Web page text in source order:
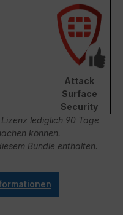
Attack
Surface
Security
lediglich 90 Tage
können.
Bundle enthalten.